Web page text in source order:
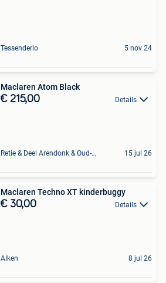
Tessenderlo 5 nov 24
Maclaren Atom Black
€ 215,00 Details
Retie & Deel Arendonk & Oud-Turnhout 15 jul 26
Maclaren Techno XT kinderbuggy
€ 30,00 Details
Alken 8 jul 26